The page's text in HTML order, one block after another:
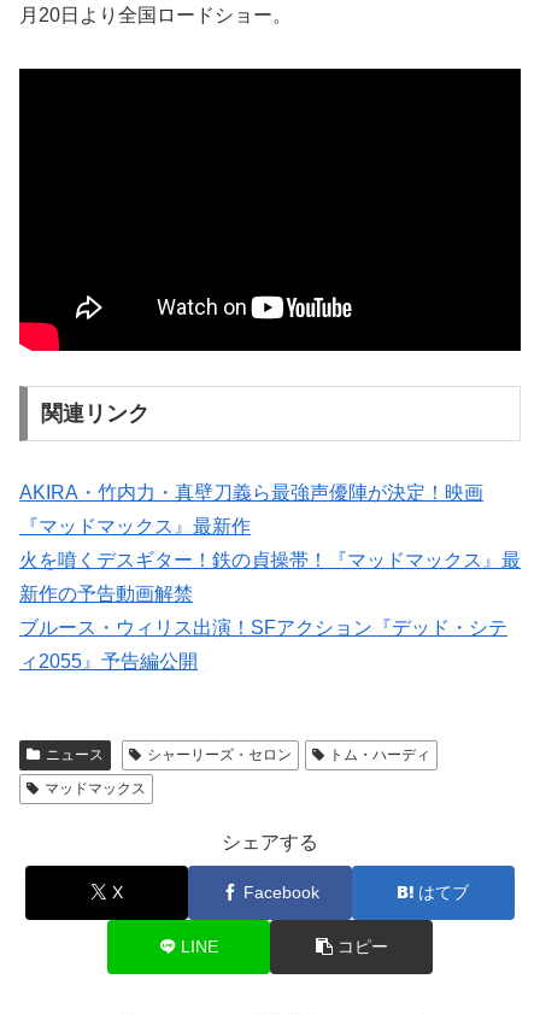
月20日より全国ロードショー。
関連リンク
AKIRA・竹内力・真壁刀義ら最強声優陣が決定！映画
『マッドマックス』最新作
火を噴くデスギター！鉄の貞操帯！『マッドマックス』最
新作の予告動画解禁
ブルース・ウィリス出演！SFアクション『デッド・シテ
ィ2055』予告編公開
ニュース シャーリーズ・セロン
トム・ハーディ
マッドマックス
シェアする
X Facebook はてブ
LINE コピー